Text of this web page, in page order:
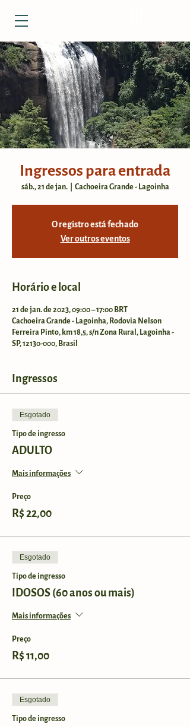
Ingressos para entrada
sáb., 21 de jan.
  |
Cachoeira Grande - Lagoinha
O registro está fechado
Ver outros eventos
Horário e local
21 de jan. de 2023, 09:00 – 17:00 BRT
Cachoeira Grande - Lagoinha, Rodovia Nelson
Ferreira Pinto, km 18,5, s/n Zona Rural, Lagoinha -
SP, 12130-000, Brasil
Ingressos
Esgotado
Tipo de ingresso
ADULTO
Mais informações
Preço
R$ 22,00
Esgotado
Tipo de ingresso
IDOSOS (60 anos ou mais)
Mais informações
Preço
R$ 11,00
Esgotado
Tipo de ingresso